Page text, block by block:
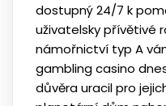
dostupný 24/7 k
uživatelsky přívětivé
námořnictví typ A
gambling casino
důvěra uracil pro